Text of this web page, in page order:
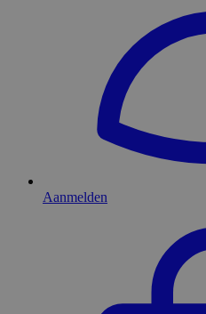
Aanmelden